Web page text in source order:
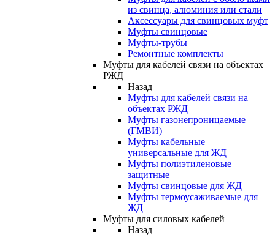
из свинца, алюминия или стали
Аксессуары для свинцовых муфт
Муфты свинцовые
Муфты-трубы
Ремонтные комплекты
Муфты для кабелей связи на объектах
РЖД
Назад
Муфты для кабелей связи на
объектах РЖД
Муфты газонепроницаемые
(ГМВИ)
Муфты кабельные
универсальные для ЖД
Муфты полиэтиленовые
защитные
Муфты свинцовые для ЖД
Муфты термоусаживаемые для
ЖД
Муфты для силовых кабелей
Назад